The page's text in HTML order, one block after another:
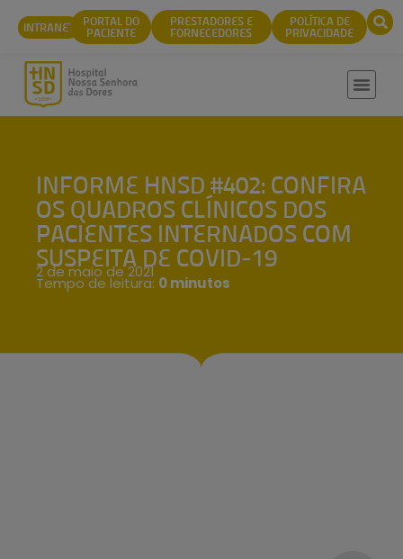
conteúdo
INTRANET PORTAL DO
PACIENTE
PRESTADORES E
FORNECEDORES
POLÍTICA DE
PRIVACIDADE
INFORME HNSD #402: CONFIRA
OS QUADROS CLÍNICOS DOS
PACIENTES INTERNADOS COM
SUSPEITA DE COVID-19
2 de maio de 2021
Tempo de leitura: 0 minutos